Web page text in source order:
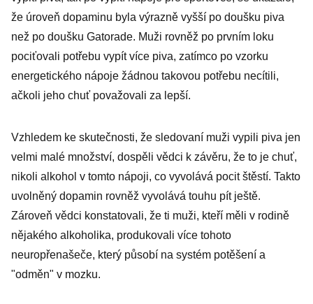
že úroveň dopaminu byla výrazně vyšší po doušku piva
než po doušku Gatorade. Muži rovněž po prvním loku
pociťovali potřebu vypít více piva, zatímco po vzorku
energetického nápoje žádnou takovou potřebu necítili,
ačkoli jeho chuť považovali za lepší.
Vzhledem ke skutečnosti, že sledovaní muži vypili piva jen
velmi malé množství, dospěli vědci k závěru, že to je chuť,
nikoli alkohol v tomto nápoji, co vyvolává pocit štěstí. Takto
uvolněný dopamin rovněž vyvolává touhu pít ještě.
Zároveň vědci konstatovali, že ti muži, kteří měli v rodině
nějakého alkoholika, produkovali více tohoto
neuropřenašeče, který působí na systém potěšení a
"odměn" v mozku.